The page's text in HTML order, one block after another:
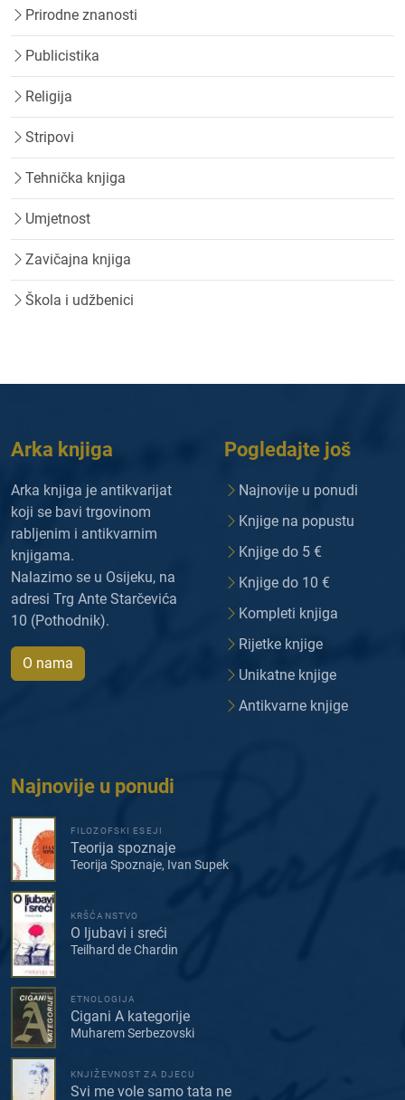
Prirodne znanosti
Publicistika
Religija
Stripovi
Tehnička knjiga
Umjetnost
Zavičajna knjiga
Škola i udžbenici
Arka knjiga
Arka knjiga je antikvarijat
koji se bavi trgovinom
rabljenim i antikvarnim
knjigama.
Nalazimo se u Osijeku, na
adresi Trg Ante Starčevića
10 (Pothodnik).
O nama
Pogledajte još
Najnovije u ponudi
Knjige na popustu
Knjige do 5 €
Knjige do 10 €
Kompleti knjiga
Rijetke knjige
Unikatne knjige
Antikvarne knjige
Najnovije u ponudi
FILOZOFSKI ESEJI
Teorija spoznaje
Teorija Spoznaje, Ivan Supek
KRŠĆANSTVO
O ljubavi i sreći
Teilhard de Chardin
ETNOLOGIJA
Cigani A kategorije
Muharem Serbezovski
KNJIŽEVNOST ZA DJECU
Svi me vole samo tata ne